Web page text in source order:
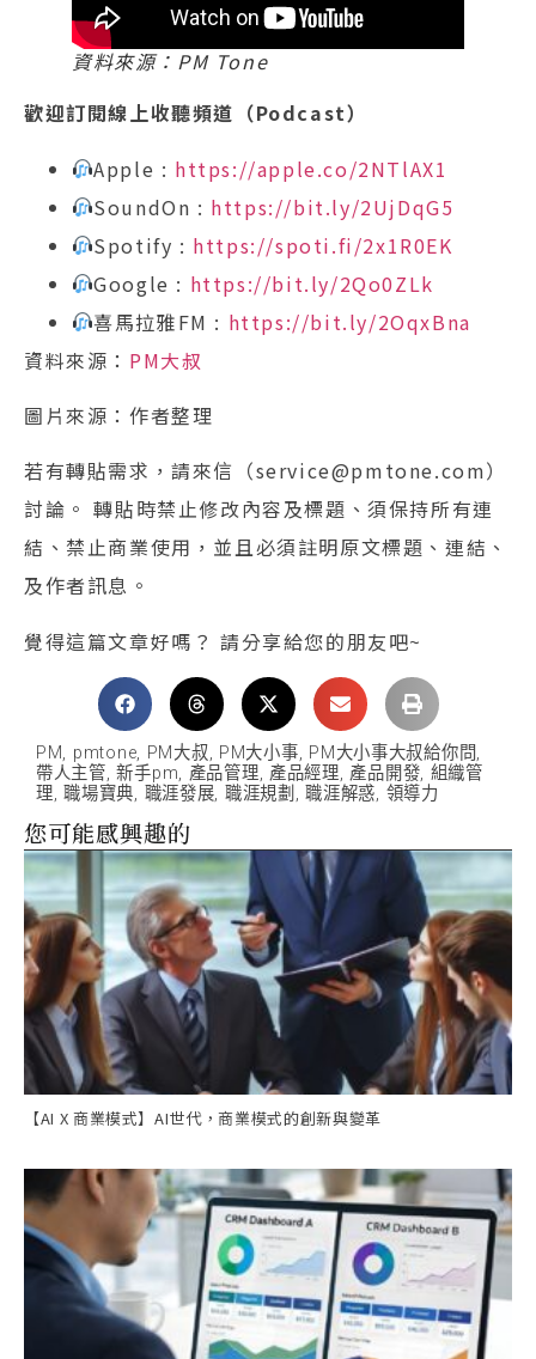
資料來源：PM Tone
歡迎訂閱線上收聽頻道（Podcast）
Apple : https://apple.co/2NTlAX1
SoundOn : https://bit.ly/2UjDqG5
Spotify : https://spoti.fi/2x1R0EK
Google : https://bit.ly/2Qo0ZLk
喜馬拉雅FM : https://bit.ly/2OqxBna
資料來源： PM大叔
圖片來源：作者整理
若有轉貼需求，請來信（service@pmtone.com）
討論。 轉貼時禁止修改內容及標題、須保持所有連
結、禁止商業使用，並且必須註明原文標題、連結、
及作者訊息。
覺得這篇文章好嗎？ 請分享給您的朋友吧~
PM, pmtone, PM大叔, PM大小事, PM大小事大叔給你問,
帶人主管,新手pm, 產品管理, 產品經理, 產品開發, 組織管
理,職場寶典, 職涯發展, 職涯規劃 ,職涯解惑, 領導力
您可能感興趣的
【AI X 商業模式】AI世代，商業模式的創新與變革